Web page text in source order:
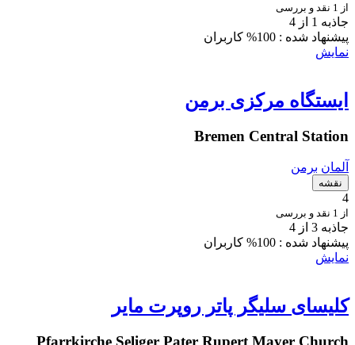
از 1 نقد و بررسی
جاذبه 1 از 4
پیشنهاد شده : 100% کاربران
نمایش
ایستگاه مرکزی برمن
Bremen Central Station
آلمان برمن
نقشه
4
از 1 نقد و بررسی
جاذبه 3 از 4
پیشنهاد شده : 100% کاربران
نمایش
کلیسای سلیگر پاتر روپرت مایر
Pfarrkirche Seliger Pater Rupert Mayer Church